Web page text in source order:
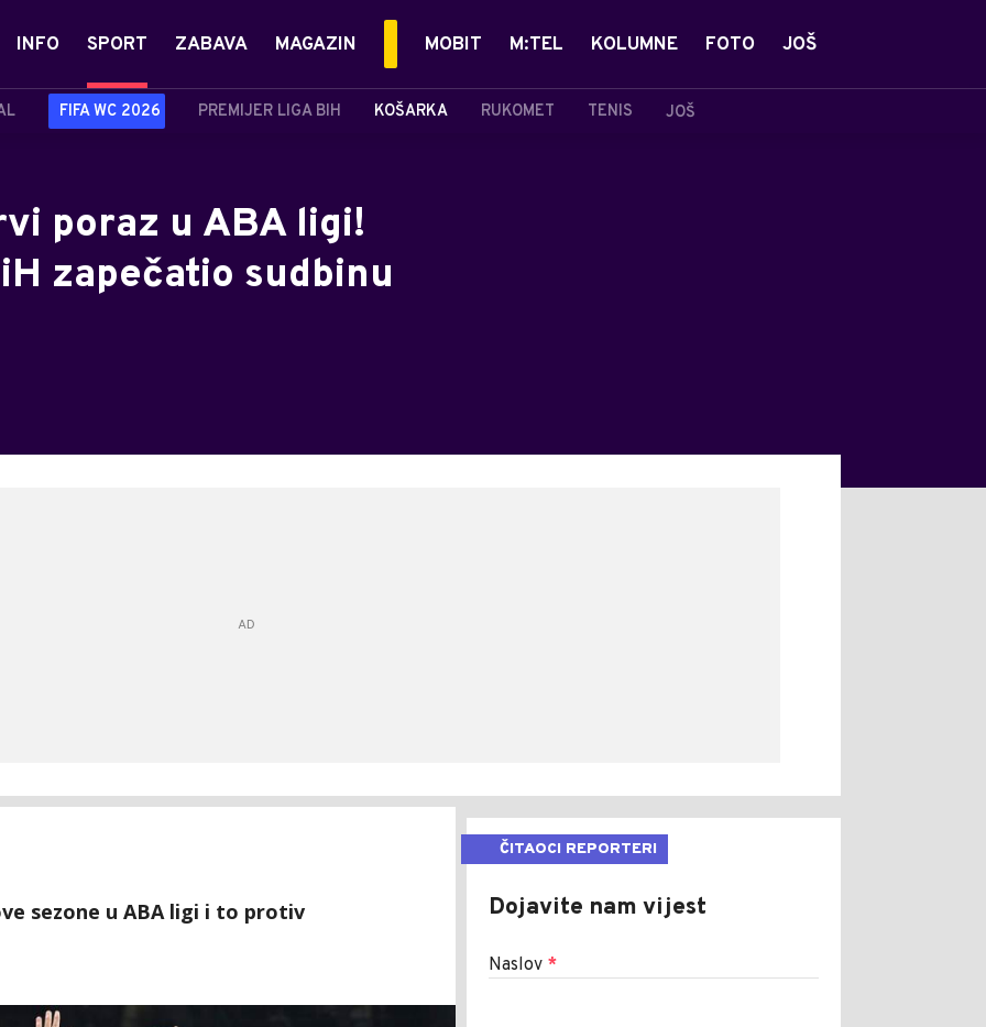
INFO SPORT
FIFA WC 2026 PREMIJER LIGA BIH KOŠARKA RUKOMET TENIS JOŠ
ZABAVA MAGAZIN MOBIT M:TEL KOLUMNE FOTO JOŠ
poraz u ABA ligi!
zapečatio sudbinu
sezone u ABA ligi i to protiv
ČITAOCI REPORTERI
Dojavite nam vijest
Naslov *